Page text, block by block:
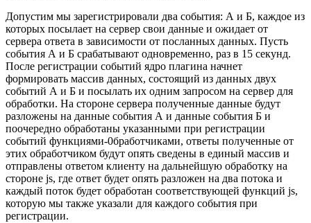
Допустим мы зарегистрировали два события: А и Б, каждое из
которых посылает на сервер свои данные и ожидает от
сервера ответа в зависимости от посланных данных. Пусть
события А и Б срабатывают одновременно, раз в 15 секунд.
После регистрации событий ядро плагина начнет
формировать массив данных, состоящий из данных двух
событий А и Б и посылать их одним запросом на сервер для
обработки. На стороне сервера полученные данные будут
разложены на данные события А и данные события Б и
поочередно обработаны указанными при регистрации
событий функциями-0бработчиками, ответы полученные от
этих обработчиком будут опять сведены в единый массив и
отправлены ответом клиенту на дальнейшую обработку на
стороне js, где ответ будет опять разложен на два потока и
каждый поток будет обработан соответствующей функций js,
которую мы также указали для каждого события при
регистрации.